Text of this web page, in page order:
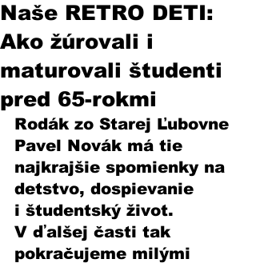
Naše RETRO DETI:
Ako žúrovali i
maturovali študenti
pred 65-rokmi
Rodák zo Starej Ľubovne
Pavel Novák má tie
najkrajšie spomienky na
detstvo, dospievanie
i študentský život.
V ďalšej časti tak
pokračujeme milými